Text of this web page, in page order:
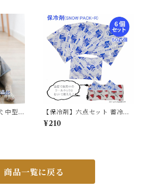
器 給
用食
！】IT
かり 安全 7色 反射素材 かわい
い カラフル 夜間安全 定番 優
しい 保冷剤対応 TLB2251
中型犬
雨 散
【保冷剤】六点セット 蓄冷剤
スノーパック 50g ペットクー
ルネック用
¥210
商品一覧に戻る